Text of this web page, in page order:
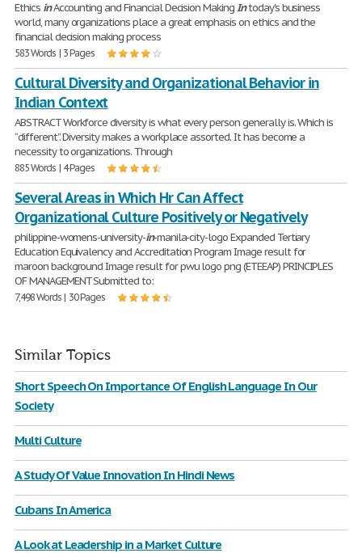
Ethics inAccounting and Financial Decision MakingIntoday's business
world, many organizations place a great emphasis on ethics and the
financial decision making process
583 Words | 3 Pages
Cultural Diversity and Organizational Behavior in
Indian Context
ABSTRACT Workforce diversity is what every person generally is. Which is
“different”. Diversity makes a workplace assorted. It has become a
necessity to organizations. Through
885 Words | 4 Pages
Several Areas in Which Hr Can Affect
Organizational Culture Positively or Negatively
philippine-womens-university-in-manila-city-logo Expanded Tertiary
Education Equivalency and Accreditation Program Image result for
maroon background Image result for pwu logo png (ETEEAP) PRINCIPLES
OF MANAGEMENT Submitted to:
7,498 Words | 30 Pages
Similar Topics
Short Speech On Importance Of English Language In Our
Society
Multi Culture
A Study Of Value Innovation In Hindi News
Cubans In America
A Look at Leadership in a Market Culture